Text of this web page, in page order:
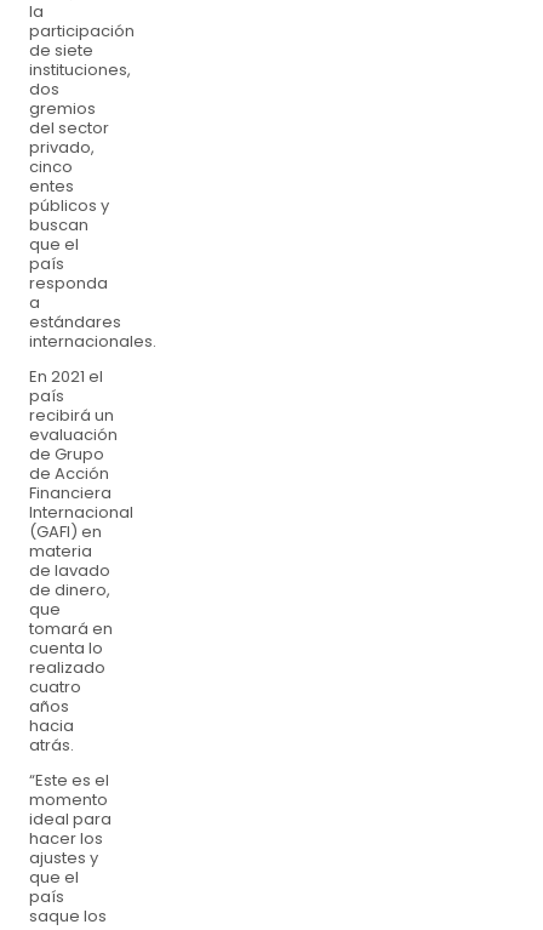
la
participación
de siete
instituciones,
dos
gremios
del sector
privado,
cinco
entes
públicos y
buscan
que el
país
responda
a
estándares
internacionales.
En 2021 el
país
recibirá un
evaluación
de Grupo
de Acción
Financiera
Internacional
(GAFI) en
materia
de lavado
de dinero,
que
tomará en
cuenta lo
realizado
cuatro
años
hacia
atrás.
“Este es el
momento
ideal para
hacer los
ajustes y
que el
país
saque los